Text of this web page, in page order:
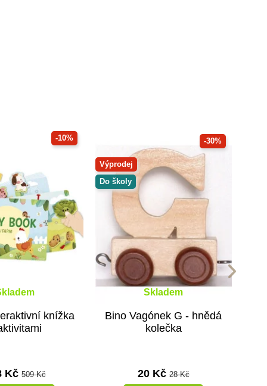
-10%
knížka
Kč509 Kč
-30%
Výprodej
Do školy
Skladem
Bino Vagónek G - hnědá
kolečka
20 Kč28 Kč